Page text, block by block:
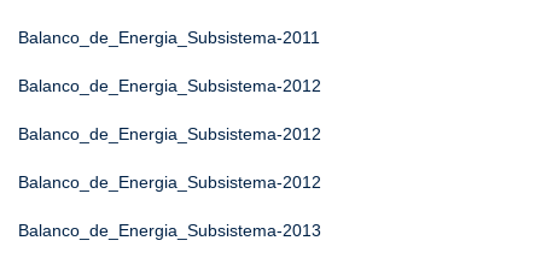
Balanco_de_Energia_Subsistema-2011
Balanco_de_Energia_Subsistema-2012
Balanco_de_Energia_Subsistema-2012
Balanco_de_Energia_Subsistema-2012
Balanco_de_Energia_Subsistema-2013